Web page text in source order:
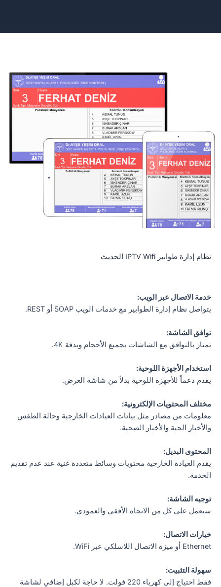
نظام إدارة طوابير IPTV Wifi الحديث
خدمة الاتصال عبر الويب:
يتواصل نظام إدارة الطوابير مع خدمات الويب SOAP أو REST.
توافق الشاشة:
تمتاز بالتوافق مع الشاشات بجميع الأحجام وبدقة 4K.
استخدام الأجهزة اللوحية:
يقدم دعماً للأجهزة اللوحية بدلاً من شاشة العرض.
مختلف المحتويات الإلكترونية:
معلومات من مصادر مثل بيانات العيادات الخارجية وحالة الطقس
والأخبار الحية والأخبار الصحية.
المحتوى البديل:
يقدم العيادة الخارجية محتويات وسائط متعددة غنية عند عدم تقديم
الخدمة.
توجيه الشاشة:
سيعمل على كل من الاتجاه الأفقي والعمودي.
خيارات الاتصال:
Ethernet أو ميزة الاتصال اللاسلكي عبر WiFi.
سهولة التثبيت:
فقط احتياج إلى كهرباء 220 فولت. لا حاجة لكبل إضافي لشاشة